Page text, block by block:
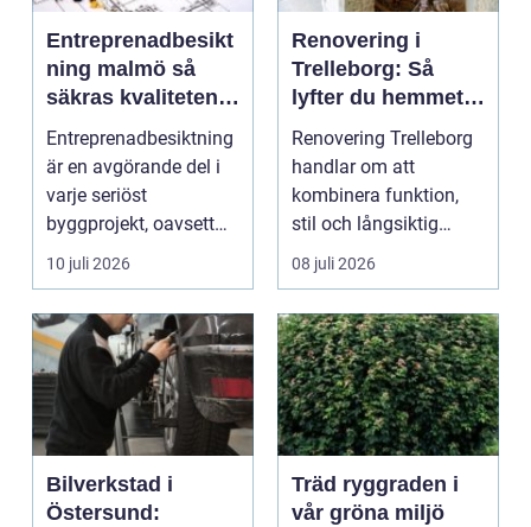
Entreprenadbesikt
ning malmö så
säkras kvaliteten i
byggprojekt
Entreprenadbesiktning
är en avgörande del i
varje seriöst
byggprojekt, oavsett
om det handlar om en
10 juli 2026
Renovering i
Trelleborg: Så
lyfter du hemmet
på ett smart sätt
Renovering Trelleborg
handlar om att
kombinera funktion,
stil och långsiktig
ekonomi i samma p...
08 juli 2026
Bilverkstad i
Östersund:
Träd ryggraden i
vår gröna miljö